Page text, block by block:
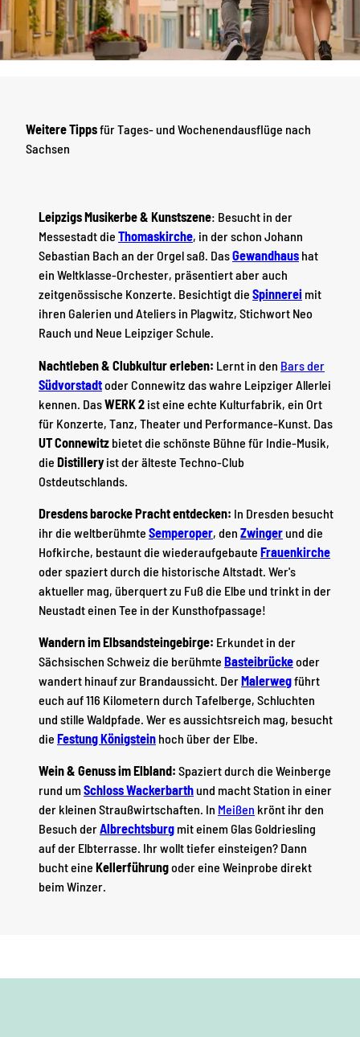
Weitere Tippsfür Tages- und Wochenendausflüge nach
Sachsen
Leipzigs Musikerbe & Kunstszene: Besucht in der
Messestadt die Thomaskirche, in der schon Johann
Sebastian Bach an der Orgel saß. DasGewandhaus hat
ein Weltklasse-Orchester, präsentiert aber auch
zeitgenössische Konzerte. Besichtigt die Spinnerei mit
ihren Galerien und Ateliers in Plagwitz, Stichwort Neo
Rauch und Neue Leipziger Schule.
Nachtleben & Clubkultur erleben: Lernt in den Bars der
Südvorstadtoder Connewitz das wahre Leipziger Allerlei
kennen. DasWERK 2 ist eine echte Kulturfabrik, ein Ort
für Konzerte, Tanz, Theater und Performance-Kunst. Das
UT Connewitz bietet die schönste Bühne für Indie-Musik,
die Distilleryist der älteste Techno-Club
Ostdeutschlands.
Dresdens barocke Pracht entdecken: In Dresden besucht
ihr die weltberühmte Semperoper, den Zwingerund die
Hofkirche, bestaunt die wiederaufgebaute Frauenkirche
oder spaziert durch die historische Altstadt. Wer's
aktueller mag, überquert zu Fuß die Elbe und trinkt in der
Neustadt einen Tee in der Kunsthofpassage!
Wandern im Elbsandsteingebirge: Erkundet in der
Sächsischen Schweiz die berühmte Basteibrückeoder
wandert hinauf zur Brandaussicht. DerMalerwegführt
euch auf 116 Kilometern durch Tafelberge, Schluchten
und stille Waldpfade. Wer es aussichtsreich mag, besucht
die Festung Königstein hoch über der Elbe.
Wein & Genuss im Elbland: Spaziert durch die Weinberge
rund um Schloss Wackerbarthund macht Station in einer
der kleinen Straußwirtschaften. In Meißen krönt ihr den
Besuch derAlbrechtsburg mit einem Glas Goldriesling
auf der Elbterrasse. Ihr wollt tiefer einsteigen? Dann
bucht eine Kellerführungoder eine Weinprobe direkt
beim Winzer.